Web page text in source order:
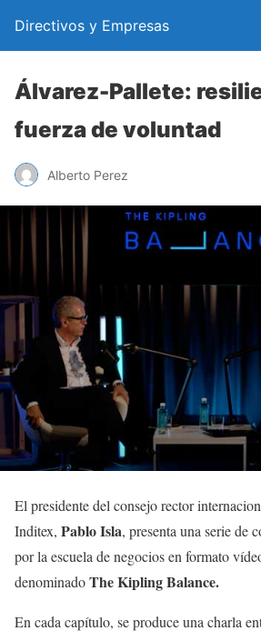
Directivos y Empresas
Álvarez-Pallete:
fuerza de voluntad
Alberto Perez
El presidente del consejo rector
Inditex, Pablo Isla, presenta una serie de
por la escuela de negocios en formato
denominadoThe Kipling Balance.
En cada capítulo, se produce una charla